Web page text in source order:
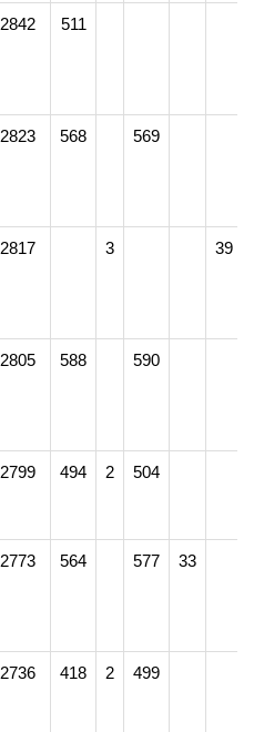
2842 511
2823 568 569
2817 3 39
2805 588 590
2799 494 2 504
2773 564 577 33
2736 418 2 499